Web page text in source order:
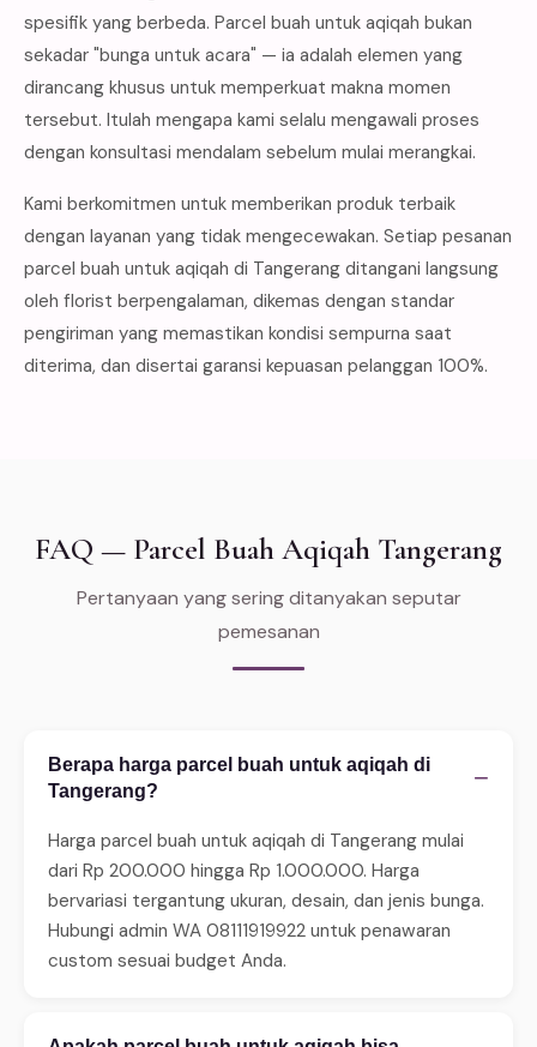
spesifik yang berbeda. Parcel buah untuk aqiqah bukan
sekadar "bunga untuk acara" — ia adalah elemen yang
dirancang khusus untuk memperkuat makna momen
tersebut. Itulah mengapa kami selalu mengawali proses
dengan konsultasi mendalam sebelum mulai merangkai.
Kami berkomitmen untuk memberikan produk terbaik
dengan layanan yang tidak mengecewakan. Setiap pesanan
parcel buah untuk aqiqah di Tangerang ditangani langsung
oleh florist berpengalaman, dikemas dengan standar
pengiriman yang memastikan kondisi sempurna saat
diterima, dan disertai garansi kepuasan pelanggan 100%.
FAQ — Parcel Buah Aqiqah Tangerang
Pertanyaan yang sering ditanyakan seputar
pemesanan
Berapa harga parcel buah untuk aqiqah di
Tangerang?
−
Harga parcel buah untuk aqiqah di Tangerang mulai
dari Rp 200.000 hingga Rp 1.000.000. Harga
bervariasi tergantung ukuran, desain, dan jenis bunga.
Hubungi admin WA 08111919922 untuk penawaran
custom sesuai budget Anda.